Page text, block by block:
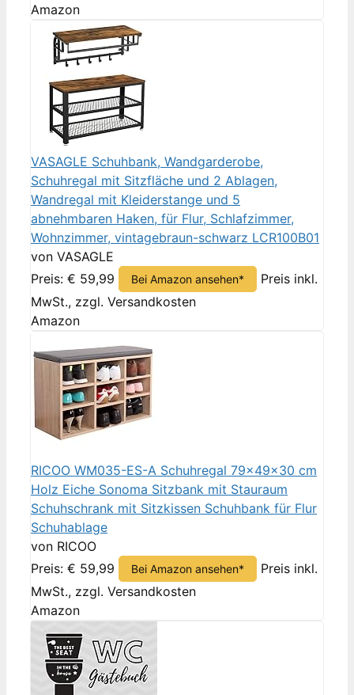
Amazon
VASAGLE Schuhbank, Wandgarderobe,
Schuhregal mit Sitzfläche und 2 Ablagen,
Wandregal mit Kleiderstange und 5
abnehmbaren Haken, für Flur, Schlafzimmer,
Wohnzimmer, vintagebraun-schwarz LCR100B01
von VASAGLE
Preis: € 59,99
Bei Amazon ansehen*
Preis inkl.
MwSt., zzgl. Versandkosten
Amazon
RICOO WM035-ES-A Schuhregal 79x49x30 cm
Holz Eiche Sonoma Sitzbank mit Stauraum
Schuhschrank mit Sitzkissen Schuhbank für Flur
Schuhablage
von RICOO
Preis: € 59,99
Bei Amazon ansehen*
Preis inkl.
MwSt., zzgl. Versandkosten
Amazon